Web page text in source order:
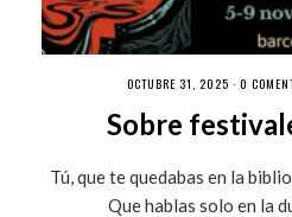
OCTUBRE 31, 2025 · 0
Sobre
Tú, que te quedabas en la
Que hablas solo en la